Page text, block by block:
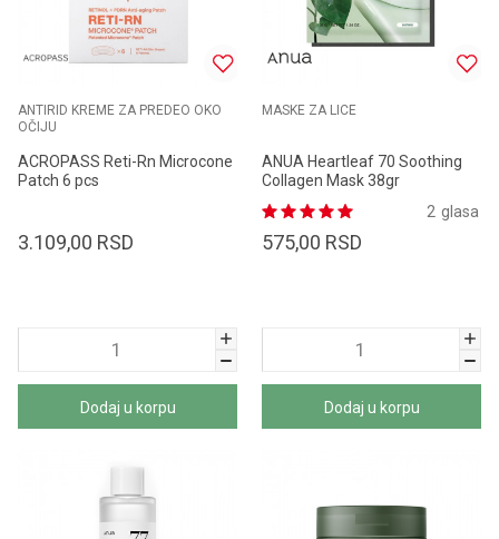
ANTIRID KREME ZA PREDEO OKO
OČIJU
ACROPASS Reti-Rn Microcone
Patch 6 pcs
3.109,00 RSD
Dodaj u korpu
MASKE ZA LICE
ANUA Heartleaf 70 Soothing
Collagen Mask 38gr
glasa
2
575,00 RSD
Dodaj u korpu